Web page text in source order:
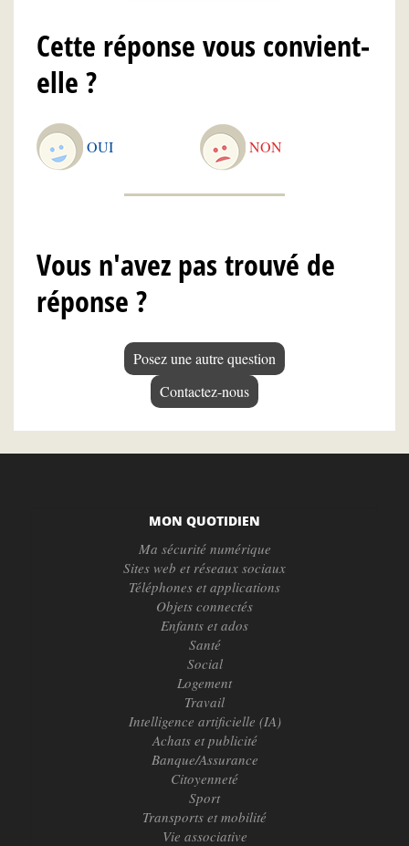
Cette réponse vous convient-
elle ?
OUI NON
Vous n'avez pas trouvé de
réponse ?
Posez une autre question
Contactez-nous
MON QUOTIDIEN
Ma sécurité numérique
Sites web et réseaux sociaux
Téléphones et applications
Objets connectés
Enfants et ados
Santé
Social
Logement
Travail
Intelligence artificielle (IA)
Achats et publicité
Banque/Assurance
Citoyenneté
Sport
Transports et mobilité
Vie associative